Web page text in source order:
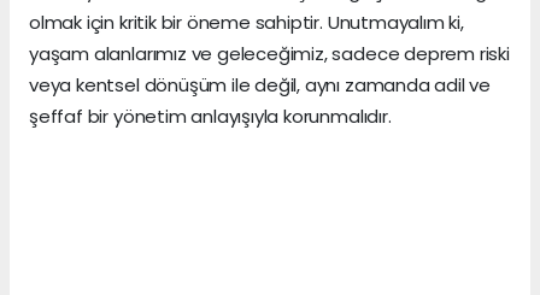
olmak için kritik bir öneme sahiptir. Unutmayalım ki,
yaşam alanlarımız ve geleceğimiz, sadece deprem riski
veya kentsel dönüşüm ile değil, aynı zamanda adil ve
şeffaf bir yönetim anlayışıyla korunmalıdır.